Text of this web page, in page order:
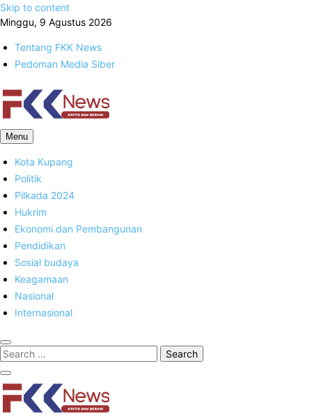
Skip to content
Minggu, 9 Agustus 2026
Tentang FKK News
Pedoman Media Siber
FKK News
Menu
Kota Kupang
Politik
Pilkada 2024
Hukrim
Ekonomi dan Pembangunan
Pendidikan
Sosial budaya
Keagamaan
Nasional
Internasional